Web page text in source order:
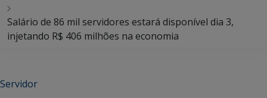
Salário de 86 mil servidores estará disponível dia 3,
injetando R$ 406 milhões na economia
Servidor